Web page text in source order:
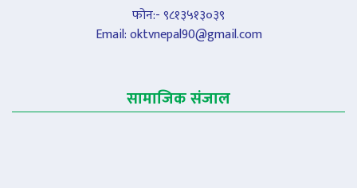
फोन:- ९८१३५१३०३९
Email:oktvnepal90@gmail.com
सामाजिक संजाल